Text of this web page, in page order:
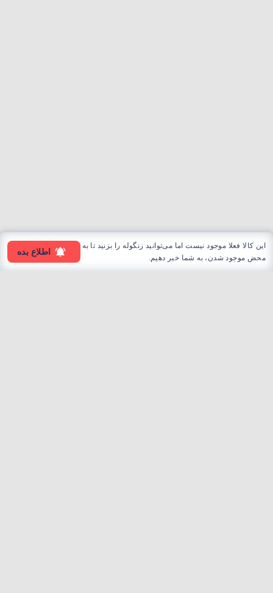
این کالا فعلا موجود نیست اما می‌توانید زنگوله را بزنید تا به
محض موجود شدن، به شما خبر دهیم.
اطلاع بده